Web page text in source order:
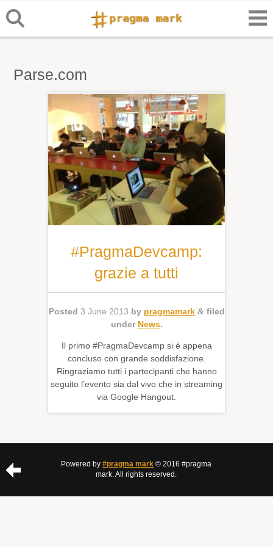
Parse.com
#PragmaDevcamp:
grazie a tutti
Posted 3 June 2013 by pragmamark &filed
under News.
Il primo #PragmaDevcamp si è appena
concluso con grande soddisfazione.
Ringraziamo tutti i partecipanti che hanno
seguito l’evento sia dal vivo che in streaming
via Google Hangout.
Powered by#pragma mark © 2016 #pragma
mark. All rights reserved.